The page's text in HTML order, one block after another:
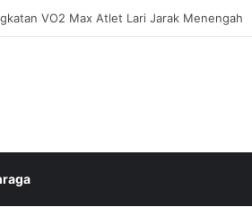
Pikiran, Tubuh, dan Emosi secara